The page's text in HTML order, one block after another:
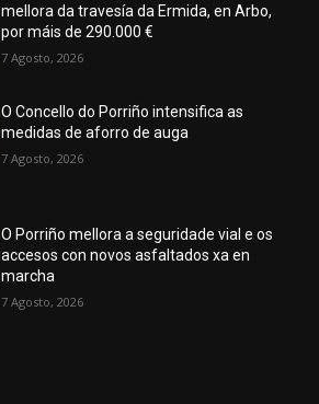
mellora da travesía da Ermida, en Arbo,
por máis de 290.000 €
7 Agosto, 2026
O Concello do Porriño intensifica as
medidas de aforro de auga
7 Agosto, 2026
O Porriño mellora a seguridade vial e os
accesos con novos asfaltados xa en
marcha
7 Agosto, 2026